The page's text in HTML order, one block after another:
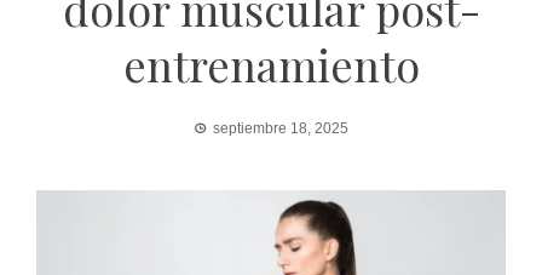
entrenamiento
septiembre 18, 2025